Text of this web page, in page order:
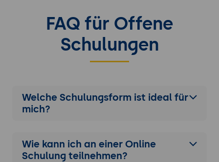
FAQ für Offene
Schulungen
Welche Schulungsform ist ideal für
mich?
Wie kann ich an einer Online
Schulung teilnehmen?